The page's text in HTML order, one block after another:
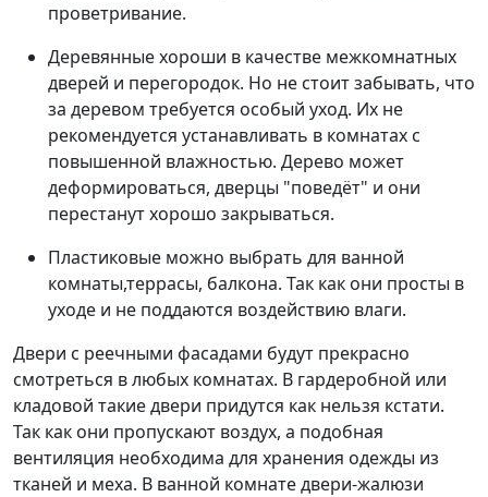
проветривание.
Деревянные хороши в качестве межкомнатных
дверей и перегородок. Но не стоит забывать, что
за деревом требуется особый уход. Их не
рекомендуется устанавливать в комнатах с
повышенной влажностью. Дерево может
деформироваться, дверцы "поведёт" и они
перестанут хорошо закрываться.
Пластиковые можно выбрать для ванной
комнаты,террасы, балкона. Так как они просты в
уходе и не поддаются воздействию влаги.
Двери с реечными фасадами будут прекрасно
смотреться в любых комнатах. В гардеробной или
кладовой такие двери придутся как нельзя кстати.
Так как они пропускают воздух, а подобная
вентиляция необходима для хранения одежды из
тканей и меха. В ванной комнате двери-жалюзи